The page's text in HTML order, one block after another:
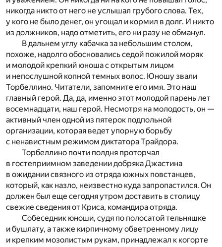
никогда никто от него не услышал грубого слова. Тех,
у кого не было денег, он угощал и кормил в долг. И никто
из должников, надо отметить, его ни разу не обманул.
В дальнем углу кабачка за небольшим столом,
похоже, надолго обосновались седой пожилой моряк
и молодой крепкий юноша с открытым лицом
и непослушной копной темных волос. Юношу звали
Торбеллино. Читатели, запомните его имя. Это наш
главный герой. Да, да, именно этот молодой парень лет
восемнадцати, наш герой. Несмотря на молодость, он —
активный член одной из пятерок подпольной
организации, которая ведет упорную борьбу
с ненавистным режимом диктатора Трайдора.
Торбеллино почти полдня проторчал
в гостеприимном заведении добряка Джастина
в ожидании связного из отряда южных повстанцев,
который, как назло, неизвестно куда запропастился. Он
должен был еще сегодня утром доставить в столицу
свежие сведения от Криса, командира отряда.
Собеседник юноши, судя по полосатой тельняшке
и бушлату, а также кирпичному обветренному лицу
и крепким мозолистым рукам, принадлежал к когорте